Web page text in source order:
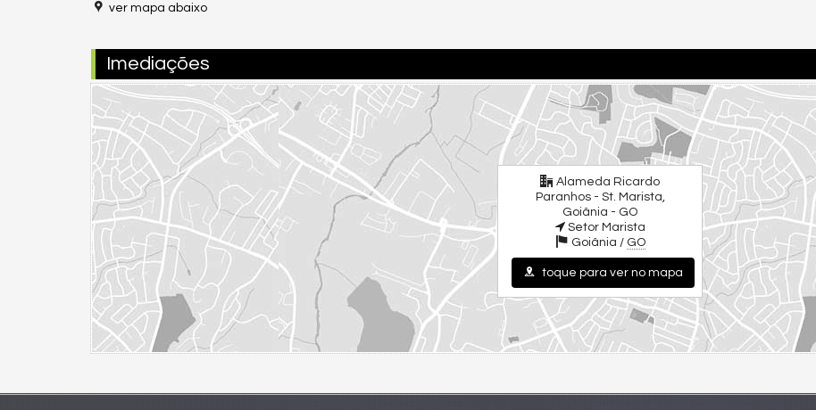
ver mapa abaixo
Imediações
Alameda Ricardo
Paranhos - St. Marista,
Goiânia - GO
Setor Marista
Goiânia / GO
toque para ver no mapa